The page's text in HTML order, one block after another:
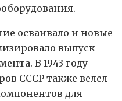
осваивало и новые
выпуск
В 1943 году
СССР также велел
для